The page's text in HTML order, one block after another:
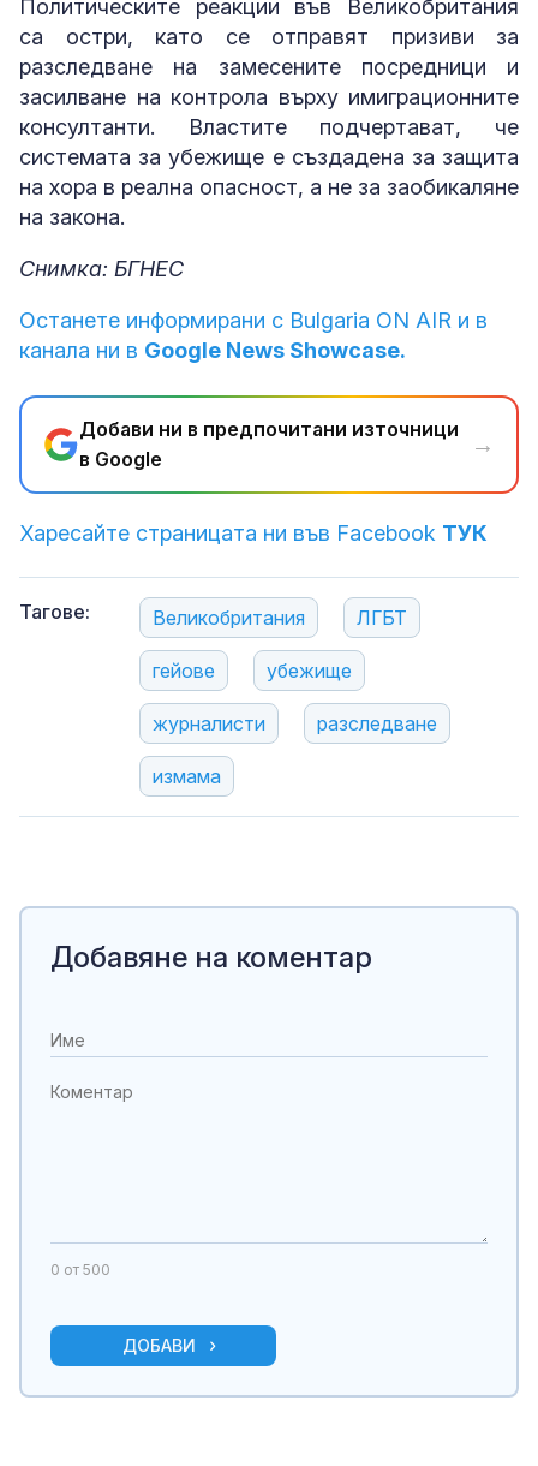
Политическите реакции във Великобритания
са остри, като се отправят призиви за
разследване на замесените посредници и
засилване на контрола върху имиграционните
консултанти. Властите подчертават, че
системата за убежище е създадена за защита
на хора в реална опасност, а не за заобикаляне
на закона.
Снимка: БГНЕС
Останете информирани с Bulgaria ON AIR и в
канала ни в Google News Showcase.
Добави ни в предпочитани източници
в Google
→
Харесайте страницата ни във Facebook ТУК
Тагове: Великобритания ЛГБТ
гейове убежище
журналисти разследване
измама
Добавяне на коментар
0 от 500
ДОБАВИ